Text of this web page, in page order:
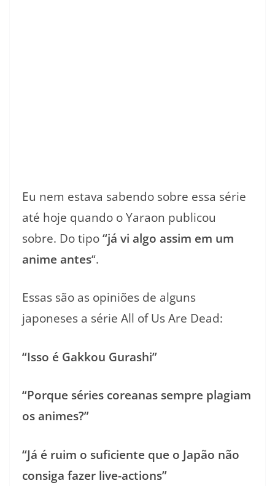
Eu nem estava sabendo sobre essa série
até hoje quando o Yaraon publicou
sobre. Do tipo“já vi algo assim em um
anime antes“.
Essas são as opiniões de alguns
japoneses a série All of Us Are Dead:
“Isso é Gakkou Gurashi”
“Porque séries coreanas sempre plagiam
os animes?”
“Já é ruim o suficiente que o Japão não
consiga fazer live-actions”